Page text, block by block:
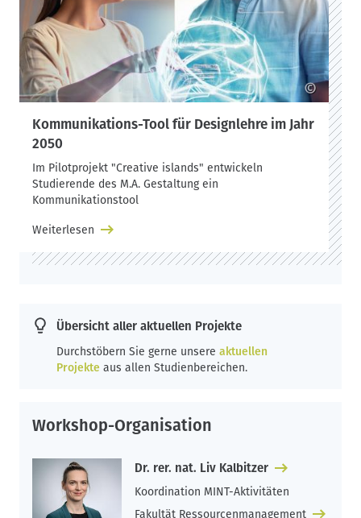
©
Kommunikations-Tool für Designlehre im Jahr
2050
Im Pilotprojekt "Creative islands" entwickeln
Studierende des M.A. Gestaltung ein
Kommunikationstool
Weiterlesen
Übersicht aller aktuellen Projekte
Durchstöbern Sie gerne unsere aktuellen
Projekte aus allen Studienbereichen.
Workshop-Organisation
Dr. rer. nat. Liv Kalbitzer
Koordination MINT-Aktivitäten
Fakultät Ressourcenmanagement